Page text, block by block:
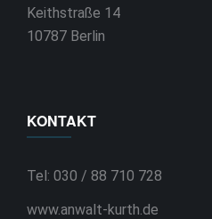
Keithstraße 14
10787 Berlin
KONTAKT
Tel: 030 / 88 710 728
www.anwalt-kurth.de